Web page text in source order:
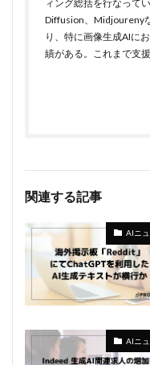
ィング総括を行なって
Diffusion、Midjoureny
り、特に画像生成AIに
績がある。これまで支
関連する記事
AIニ
AIニ